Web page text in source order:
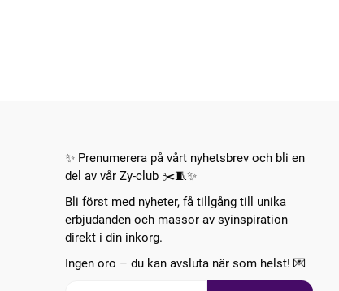
✨ Prenumerera på vårt nyhetsbrev och bli en
del av vår Zy-club ✂️🧵✨
Bli först med nyheter, få tillgång till unika
erbjudanden och massor av syinspiration
direkt i din inkorg.
Ingen oro – du kan avsluta när som helst! 💌